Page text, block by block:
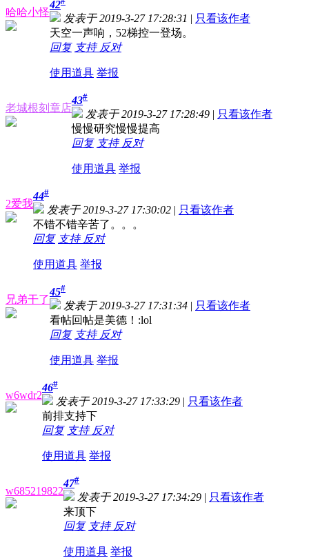
哈哈小怪
42
发表于 2019-3-27 17:28:31 | 只看该作者
天空一声响，52梯控一登场。
回复 支持 反对
使用道具 举报
老城根刻章店
43#
发表于 2019-3-27 17:28:49 | 只看该作者
慢慢研究慢慢提高
回复 支持 反对
使用道具 举报
2爱我
44#
发表于 2019-3-27 17:30:02 | 只看该作者
不错不错辛苦了。。。
回复 支持 反对
使用道具 举报
兄弟干了
45#
发表于 2019-3-27 17:31:34 | 只看该作者
看帖回帖是美德！:lol
回复 支持 反对
使用道具 举报
w6wdr2
46#
发表于 2019-3-27 17:33:29 | 只看该作者
前排支持下
回复 支持 反对
使用道具 举报
w685219822
47#
发表于 2019-3-27 17:34:29 | 只看该作者
来顶下
回复 支持 反对
使用道具 举报